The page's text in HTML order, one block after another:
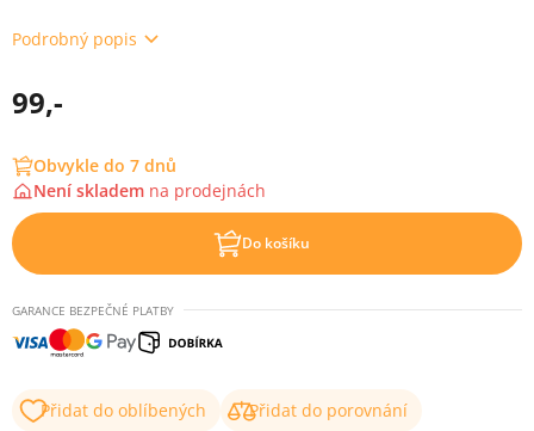
Podrobný popis
99,-
Obvykle do 7 dnů
Není skladem na prodejnách
Do košíku
GARANCE BEZPEČNÉ PLATBY
Přidat do oblíbených
Přidat do porovnání